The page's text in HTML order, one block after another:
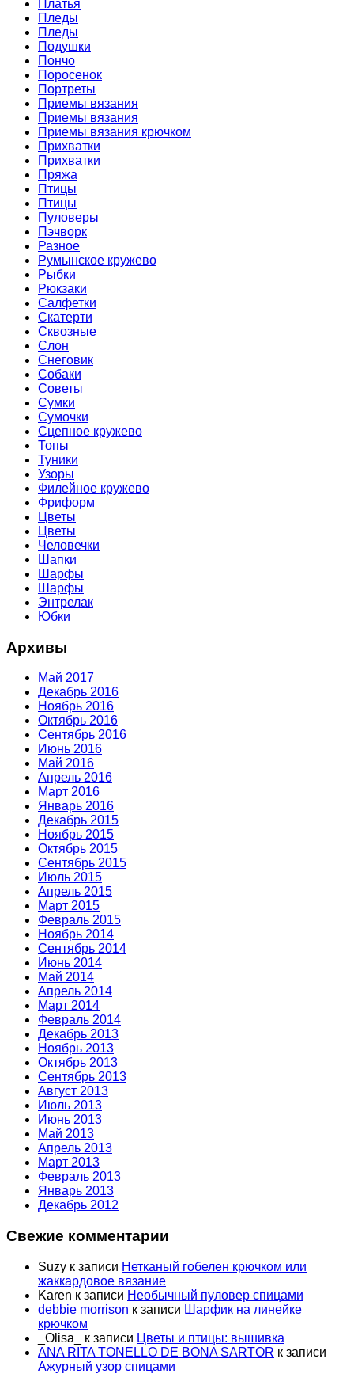
Платья
Пледы
Пледы
Подушки
Пончо
Поросенок
Портреты
Приемы вязания
Приемы вязания
Приемы вязания крючком
Прихватки
Прихватки
Пряжа
Птицы
Птицы
Пуловеры
Пэчворк
Разное
Румынское кружево
Рыбки
Рюкзаки
Салфетки
Скатерти
Сквозные
Слон
Снеговик
Собаки
Советы
Сумки
Сумочки
Сцепное кружево
Топы
Туники
Узоры
Филейное кружево
Фриформ
Цветы
Цветы
Человечки
Шапки
Шарфы
Шарфы
Энтрелак
Юбки
Архивы
Май 2017
Декабрь 2016
Ноябрь 2016
Октябрь 2016
Сентябрь 2016
Июнь 2016
Май 2016
Апрель 2016
Март 2016
Январь 2016
Декабрь 2015
Ноябрь 2015
Октябрь 2015
Сентябрь 2015
Июль 2015
Апрель 2015
Март 2015
Февраль 2015
Ноябрь 2014
Сентябрь 2014
Июнь 2014
Май 2014
Апрель 2014
Март 2014
Февраль 2014
Декабрь 2013
Ноябрь 2013
Октябрь 2013
Сентябрь 2013
Август 2013
Июль 2013
Июнь 2013
Май 2013
Апрель 2013
Март 2013
Февраль 2013
Январь 2013
Декабрь 2012
Свежие комментарии
Suzy к записи Нетканый гобелен крючком или
жаккардовое вязание
Karen к записи Необычный пуловер спицами
debbie morrison к записи Шарфик на линейке
крючком
_Olisa_
к записи Цветы и птицы: вышивка
ANA RITA TONELLO DE BONA SARTOR к записи
Ажурный узор спицами